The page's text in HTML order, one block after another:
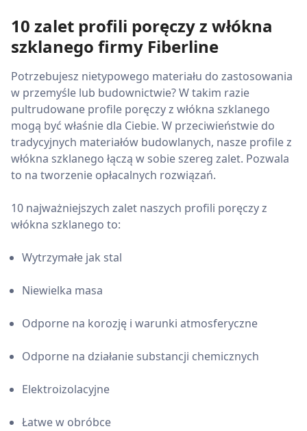
10 zalet profili poręczy z włókna
szklanego firmy Fiberline
Potrzebujesz nietypowego materiału do zastosowania
w przemyśle lub budownictwie? W takim razie
pultrudowane profile poręczy z włókna szklanego
mogą być właśnie dla Ciebie. W przeciwieństwie do
tradycyjnych materiałów budowlanych, nasze profile z
włókna szklanego łączą w sobie szereg zalet. Pozwala
to na tworzenie opłacalnych rozwiązań.
10 najważniejszych zalet naszych profili poręczy z
włókna szklanego to:
Wytrzymałe jak stal
Niewielka masa
Odporne na korozję i warunki atmosferyczne
Odporne na działanie substancji chemicznych
Elektroizolacyjne
Łatwe w obróbce